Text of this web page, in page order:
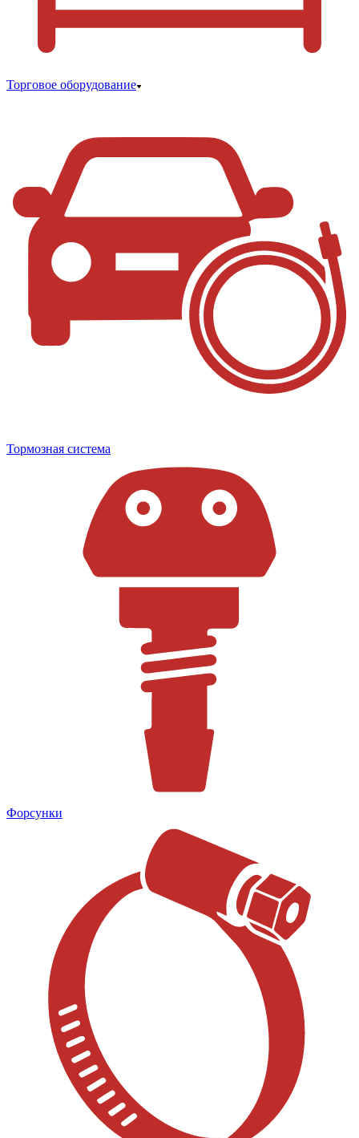
Торговое оборудование
Тормозная система
Форсунки